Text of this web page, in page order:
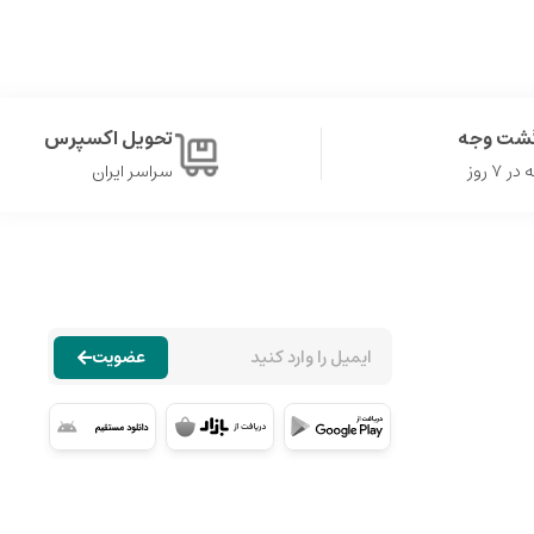
وجه
روز
تحویل اکسپرس
سراسر ایران
عضویت